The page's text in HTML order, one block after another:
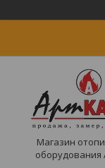
Магазин
оборудования